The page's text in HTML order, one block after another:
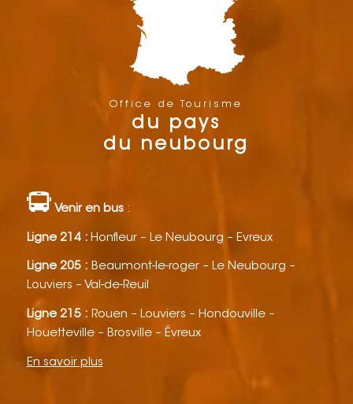
Office de Tourisme
du pays
du neubourg
Venir en bus:
Ligne 214 : Honfleur – Le Neubourg – Evreux
Ligne 205 : Beaumont-le-roger – Le Neubourg –
Louviers – Val-de-Reuil
Ligne 215 : Rouen – Louviers – Hondouville –
Houetteville – Brosville – Évreux
En savoir plus